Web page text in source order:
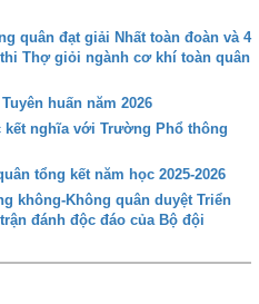
quân đạt giải Nhất toàn đoàn và 4
Thợ giỏi ngành cơ khí toàn quân
huấn năm 2026
kết nghĩa với Trường Phổ thông
tổng kết năm học 2025-2026
không-Không quân duyệt Triển
đánh độc đáo của Bộ đội